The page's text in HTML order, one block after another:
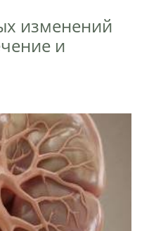
изменений
и